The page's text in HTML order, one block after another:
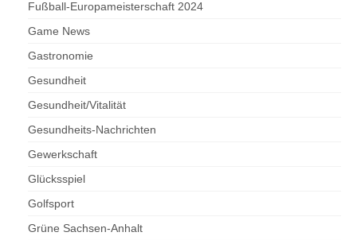
Fußball-Europameisterschaft 2024
Game News
Gastronomie
Gesundheit
Gesundheit/Vitalität
Gesundheits-Nachrichten
Gewerkschaft
Glücksspiel
Golfsport
Grüne Sachsen-Anhalt